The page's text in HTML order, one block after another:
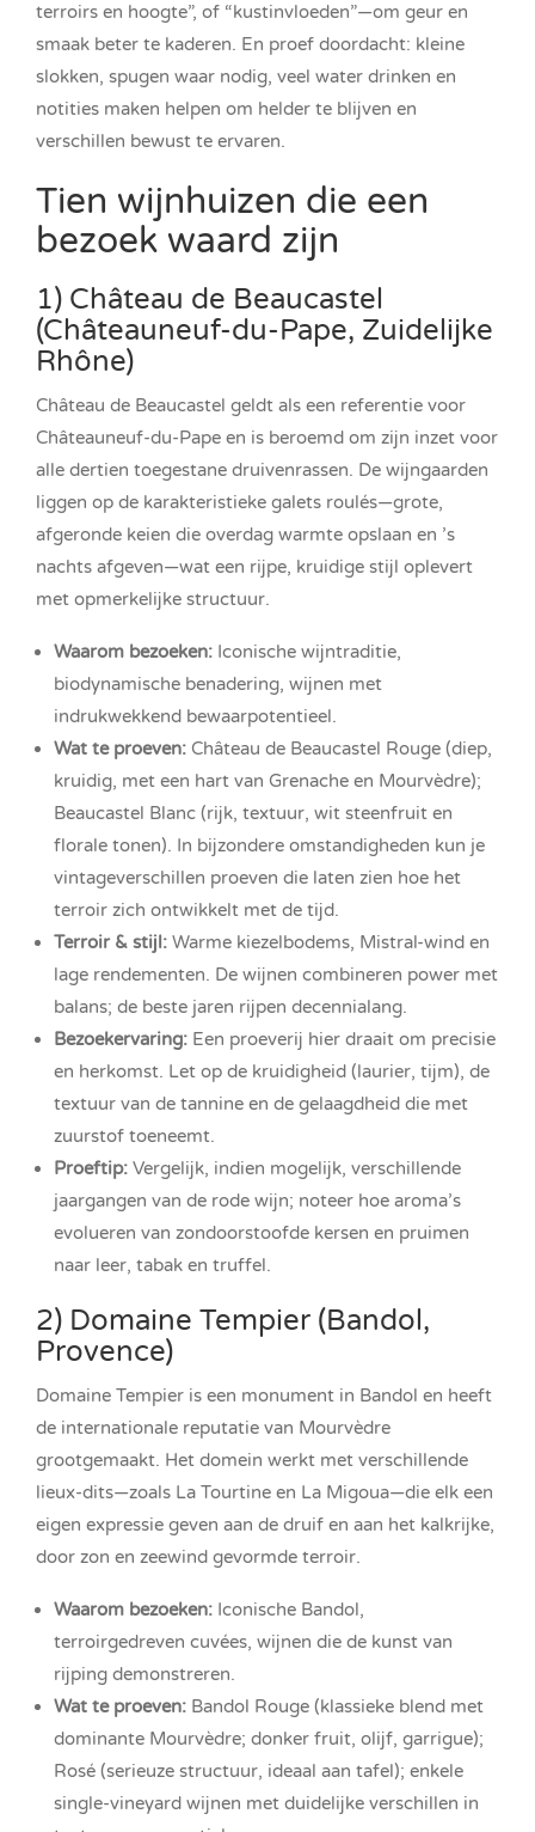
terroirs en hoogte”, of “kustinvloeden”—om geur en
smaak beter te kaderen. En proef doordacht: kleine
slokken, spugen waar nodig, veel water drinken en
notities maken helpen om helder te blijven en
verschillen bewust te ervaren.
Tien wijnhuizen die een
bezoek waard zijn
1) Château de Beaucastel
(Châteauneuf-du-Pape, Zuidelijke
Rhône)
Château de Beaucastel geldt als een referentie voor
Châteauneuf-du-Pape en is beroemd om zijn inzet voor
alle dertien toegestane druivenrassen. De wijngaarden
liggen op de karakteristieke galets roulés—grote,
afgeronde keien die overdag warmte opslaan en ’s
nachts afgeven—wat een rijpe, kruidige stijl oplevert
met opmerkelijke structuur.
Waarom bezoeken: Iconische wijntraditie,
biodynamische benadering, wijnen met
indrukwekkend bewaarpotentieel.
Wat te proeven: Château de Beaucastel Rouge (diep,
kruidig, met een hart van Grenache en Mourvèdre);
Beaucastel Blanc (rijk, textuur, wit steenfruit en
florale tonen). In bijzondere omstandigheden kun je
vintageverschillen proeven die laten zien hoe het
terroir zich ontwikkelt met de tijd.
Terroir & stijl: Warme kiezelbodems, Mistral-wind en
lage rendementen. De wijnen combineren power met
balans; de beste jaren rijpen decennialang.
Bezoekervaring: Een proeverij hier draait om precisie
en herkomst. Let op de kruidigheid (laurier, tijm), de
textuur van de tannine en de gelaagdheid die met
zuurstof toeneemt.
Proeftip: Vergelijk, indien mogelijk, verschillende
jaargangen van de rode wijn; noteer hoe aroma’s
evolueren van zondoorstoofde kersen en pruimen
naar leer, tabak en truffel.
2) Domaine Tempier (Bandol,
Provence)
Domaine Tempier is een monument in Bandol en heeft
de internationale reputatie van Mourvèdre
grootgemaakt. Het domein werkt met verschillende
lieux-dits—zoals La Tourtine en La Migoua—die elk een
eigen expressie geven aan de druif en aan het kalkrijke,
door zon en zeewind gevormde terroir.
Waarom bezoeken: Iconische Bandol,
terroirgedreven cuvées, wijnen die de kunst van
rijping demonstreren.
Wat te proeven: Bandol Rouge (klassieke blend met
dominante Mourvèdre; donker fruit, olijf, garrigue);
Rosé (serieuze structuur, ideaal aan tafel); enkele
single-vineyard wijnen met duidelijke verschillen in